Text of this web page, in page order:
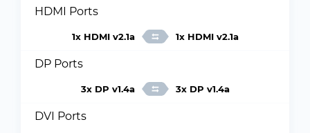
HDMI Ports
1x HDMI v2.1a 1x HDMI v2.1a
DP Ports
3x DP v1.4a 3x DP v1.4a
DVI Ports